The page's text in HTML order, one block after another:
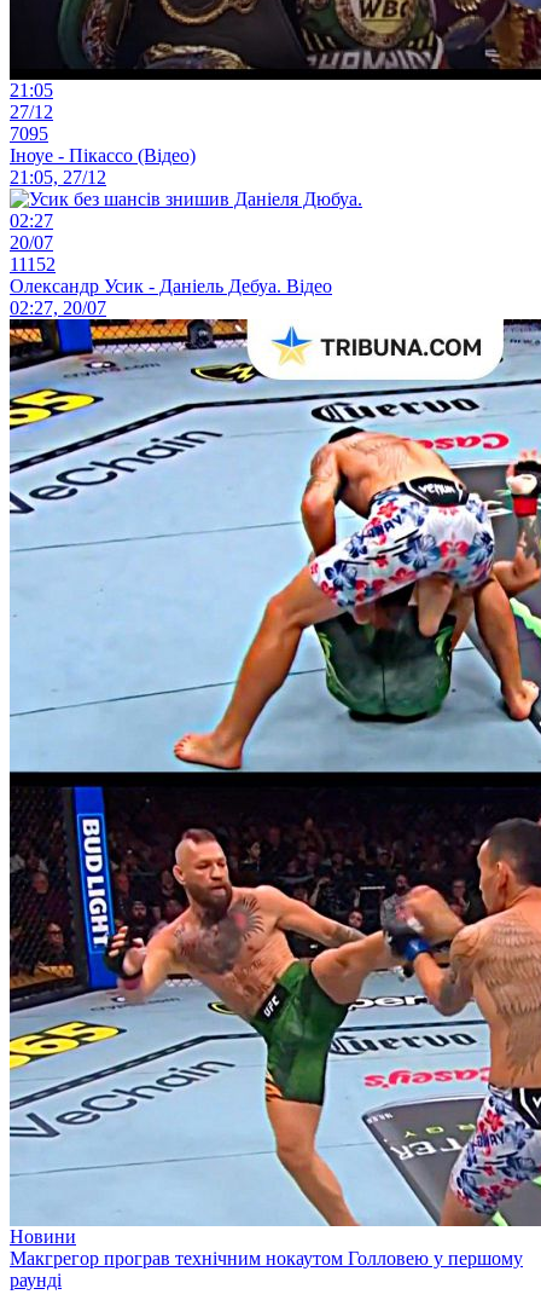
21:05
27/12
7095
Іноуе - Пікассо (Відео)
21:05, 27/12
02:27
20/07
11152
Олександр Усик - Даніель Дебуа. Відео
02:27, 20/07
Новини
Макгрегор програв технічним нокаутом Голловею у першому
раунді